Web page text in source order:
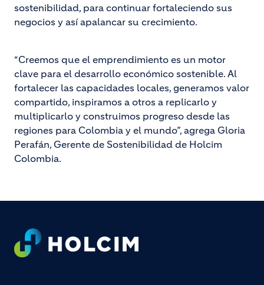
sostenibilidad, para continuar fortaleciendo sus
negocios y así apalancar su crecimiento.
“Creemos que el emprendimiento es un motor
clave para el desarrollo económico sostenible. Al
fortalecer las capacidades locales, generamos valor
compartido, inspiramos a otros a replicarlo y
multiplicarlo y construimos progreso desde las
regiones para Colombia y el mundo”, agrega Gloria
Perafán, Gerente de Sostenibilidad de Holcim
Colombia.
Footer